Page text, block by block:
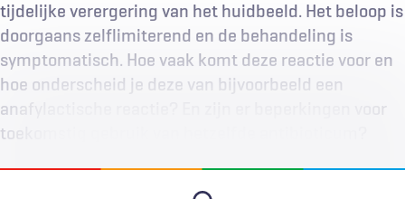
tijdelijke verergering van het huidbeeld. Het beloop is
doorgaans zelflimiterend en de behandeling is
symptomatisch. Hoe vaak komt deze reactie voor en
hoe onderscheid je deze van bijvoorbeeld een
anafylactische reactie? En zijn er beperkingen voor
toekomstig gebruik van hetzelfde antibioticum?